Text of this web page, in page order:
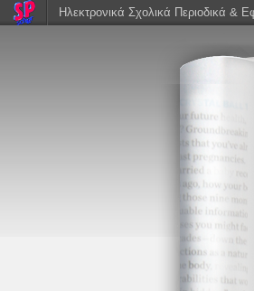
Ηλεκτρονικά Σχολικά Περιοδικά &